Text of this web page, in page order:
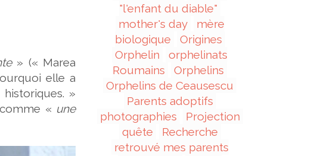
» (« Marea
elle a
»
« une
"l'enfant du diable"
mother's day
mère
biologique
Origines
Orphelin
orphelinats
Roumains
Orphelins
Orphelins de Ceausescu
Parents adoptifs
photographies
Projection
quête
Recherche
retrouvé mes parents